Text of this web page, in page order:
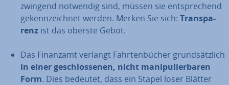
zwingend notwendig sind, müssen sie ent­spre­chend
ge­kenn­zeich­net werden. Merken Sie sich: Trans­pa­
renz ist das oberste Gebot.
Das Finanzamt verlangt Fahr­ten­bü­cher grund­sätz­lich
in einer ge­schlos­se­nen, nicht ma­ni­pu­lier­ba­ren
Form. Dies bedeutet, dass ein Stapel loser Blätter